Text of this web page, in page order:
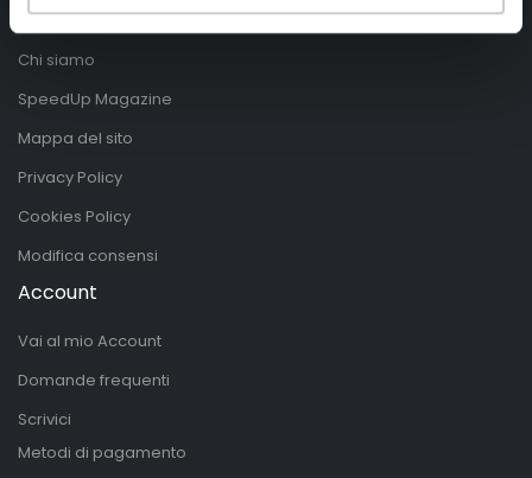
Telefono0423.601555
Chi siamo
SpeedUp Magazine
Mappa del sito
Privacy Policy
Cookies Policy
Modifica consensi
Account
Vai al mio Account
Domande frequenti
Scrivici
Metodi di pagamento